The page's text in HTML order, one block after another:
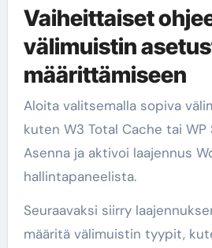
Vaiheittaiset
välimuistin
määrittämiseen
Aloita valitsemalla sopiva
kuten W3 Total Cache tai WP
Asenna ja aktivoi laajennus
hallintapaneelista.
Seuraavaksi siirry
määritä välimuistin tyypit,